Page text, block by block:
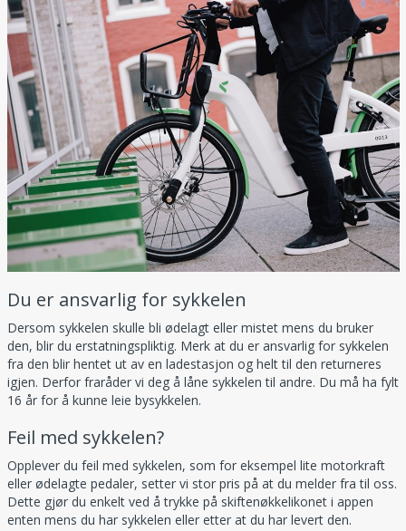
Du er ansvarlig for sykkelen
Dersom sykkelen skulle bli ødelagt eller mistet mens du bruker
den, blir du erstatningspliktig. Merk at du er ansvarlig for sykkelen
fra den blir hentet ut av en ladestasjon og helt til den returneres
igjen. Derfor fraråder vi deg å låne sykkelen til andre. Du må ha fylt
16 år for å kunne leie bysykkelen.
Feil med sykkelen?
Opplever du feil med sykkelen, som for eksempel lite motorkraft
eller ødelagte pedaler, setter vi stor pris på at du melder fra til oss.
Dette gjør du enkelt ved å trykke på skiftenøkkelikonet i appen
enten mens du har sykkelen eller etter at du har levert den.